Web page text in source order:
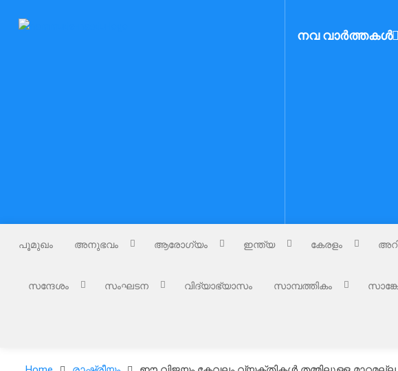
Nammude Naadu നവ വാർത്തകൾ
പൂമുഖം അനുഭവം ആരോഗ്യം ഇന്ത്യ കേരളം
സന്ദേശം സംഘടന വിദ്യാഭ്യാസം സാമ്പത്തികം